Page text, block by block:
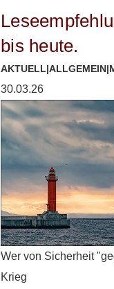
bis heute.
AKTUELL|ALLGEMEIN|
30.03.26
Wer von Sicherheit
Krieg